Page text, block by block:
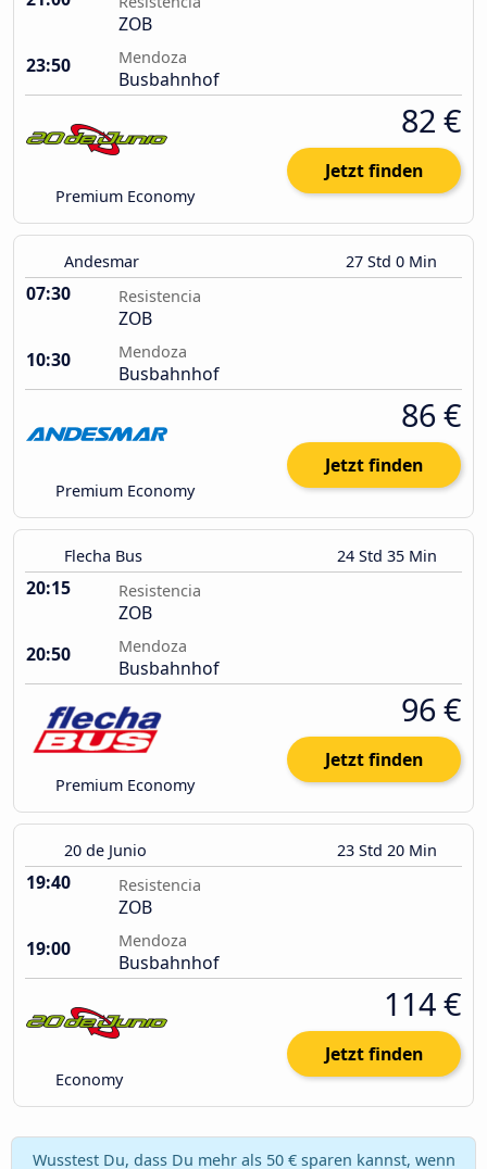
ZOB
23:50
Mendoza
Busbahnhof
Premium Economy
82 €
Jetzt finden
Andesmar 27 Std 0 Min
07:30 Resistencia
ZOB
10:30
Mendoza
Busbahnhof
Premium Economy
86 €
Jetzt finden
Flecha Bus 24 Std 35 Min
20:15 Resistencia
ZOB
20:50
Mendoza
Busbahnhof
Premium Economy
96 €
Jetzt finden
20 de Junio 23 Std 20 Min
19:40 Resistencia
ZOB
19:00
Mendoza
Busbahnhof
Economy
114 €
Jetzt finden
Wusstest Du, dass Du mehr als 50 € sparen kannst, wenn